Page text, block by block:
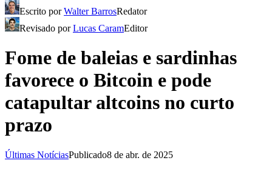
Escrito porWalter BarrosRedator
Revisado porLucas CaramEditor
Fome de baleias e sardinhas
favorece o Bitcoin e pode
catapultar altcoins no curto
prazo
Últimas NotíciasPublicado8 de abr. de 2025